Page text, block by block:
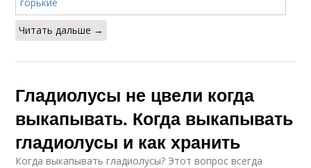
Читать дальше →
Гладиолусы не цвели когда
выкапывать. Когда выкапывать
гладиолусы и как хранить
Когда выкапывать гладиолусы? Этот вопрос всегда